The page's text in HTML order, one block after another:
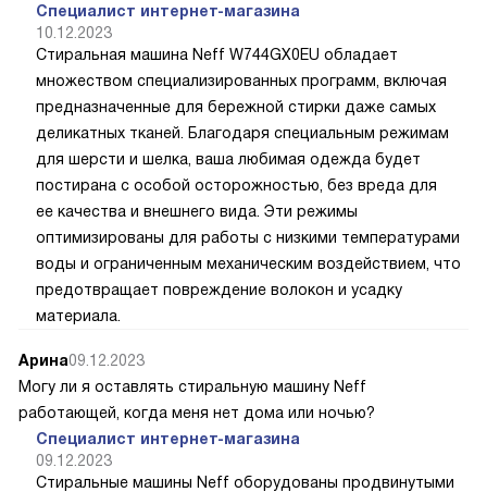
Специалист интернет-магазина
10.12.2023
Стиральная машина Neff W744GX0EU обладает
множеством специализированных программ, включая
предназначенные для бережной стирки даже самых
деликатных тканей. Благодаря специальным режимам
для шерсти и шелка, ваша любимая одежда будет
постирана с особой осторожностью, без вреда для
ее качества и внешнего вида. Эти режимы
оптимизированы для работы с низкими температурами
воды и ограниченным механическим воздействием, что
предотвращает повреждение волокон и усадку
материала.
Арина09.12.2023
Могу ли я оставлять стиральную машину Neff
работающей, когда меня нет дома или ночью?
Специалист интернет-магазина
09.12.2023
Стиральные машины Neff оборудованы продвинутыми